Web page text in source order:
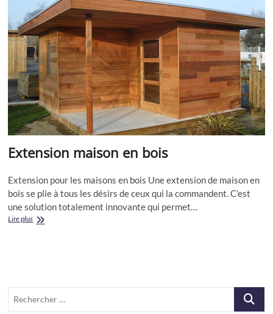
n
Extension maison en bois
Extension pour les maisons en bois Une extension de maison en
bois se plie à tous les désirs de ceux qui la commandent. C’est
une solution totalement innovante qui permet…
Lire plusExtension